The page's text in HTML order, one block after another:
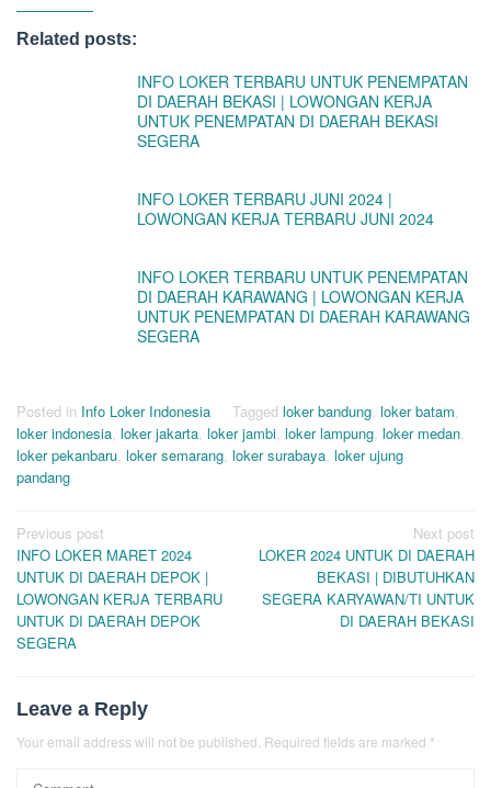
Related posts:
INFO LOKER TERBARU UNTUK PENEMPATAN
DI DAERAH BEKASI | LOWONGAN KERJA
UNTUK PENEMPATAN DI DAERAH BEKASI
SEGERA
INFO LOKER TERBARU JUNI 2024 |
LOWONGAN KERJA TERBARU JUNI 2024
INFO LOKER TERBARU UNTUK PENEMPATAN
DI DAERAH KARAWANG | LOWONGAN KERJA
UNTUK PENEMPATAN DI DAERAH KARAWANG
SEGERA
Posted in Info Loker Indonesia Tagged loker bandung, loker batam,
loker indonesia, loker jakarta, loker jambi, loker lampung, loker medan,
loker pekanbaru, loker semarang, loker surabaya, loker ujung
pandang
Post
navigation
Previous post
INFO LOKER MARET 2024
UNTUK DI DAERAH DEPOK |
LOWONGAN KERJA TERBARU
UNTUK DI DAERAH DEPOK
SEGERA
Next post
LOKER 2024 UNTUK DI DAERAH
BEKASI | DIBUTUHKAN
SEGERA KARYAWAN/TI UNTUK
DI DAERAH BEKASI
Leave a Reply
Your email address will not be published. Required fields are marked *